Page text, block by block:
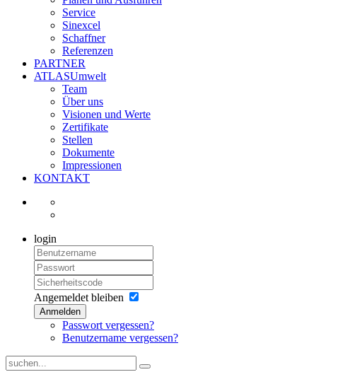
Service
Sinexcel
Schaffner
Referenzen
PARTNER
ATLASUmwelt
Team
Über uns
Visionen und Werte
Zertifikate
Stellen
Dokumente
Impressionen
KONTAKT
login
Angemeldet bleiben
Anmelden
Passwort vergessen?
Benutzername vergessen?